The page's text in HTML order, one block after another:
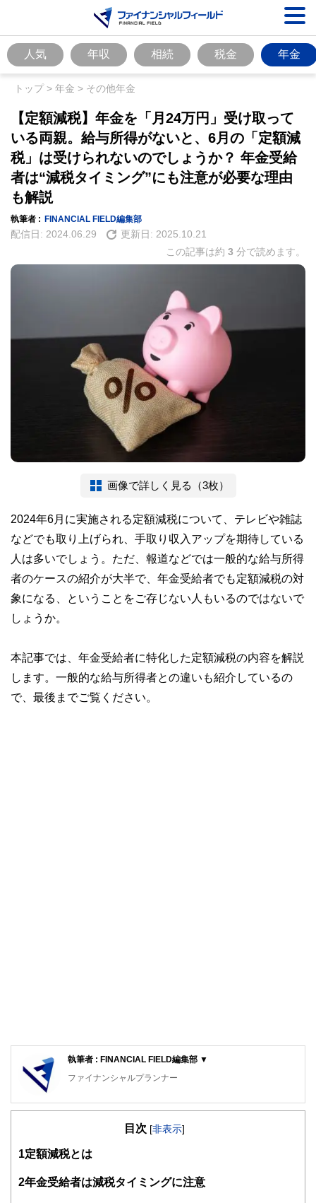
人気 年収 相続 税金 年金
トップ> 年金 > その他年金
【定額減税】年金を「月24万円」受け取って
いる両親。給与所得がないと、6月の「定額減
税」は受けられないのでしょうか？ 年金受給
者は“減税タイミング”にも注意が必要な理由
も解説
執筆者 : FINANCIAL FIELD編集部
配信日: 2024.06.29 更新日: 2025.10.21
この記事は約 3 分で読めます。
画像で詳しく見る（3枚）
2024年6月に実施される定額減税について、テレビや雑誌
などでも取り上げられ、手取り収入アップを期待している
人は多いでしょう。ただ、報道などでは一般的な給与所得
者のケースの紹介が大半で、年金受給者でも定額減税の対
象になる、ということをご存じない人もいるのではないで
しょうか。
本記事では、年金受給者に特化した定額減税の内容を解説
します。一般的な給与所得者との違いも紹介しているの
で、最後までご覧ください。
執筆者 : FINANCIAL FIELD編集部 ▼
ファイナンシャルプランナー
FinancialField編集部は、金融、経済に関する記事を、日々
知識がない方でも理解できるようわかりやすく発信していま
得者を中心に「お金や暮らし」に関する書籍・雑誌の編集経
験者で構成され、企画立案から記事掲載まですべての工程に
目次 [非表示]
1 定額減税とは
2年金受給者は減税タイミングに注意